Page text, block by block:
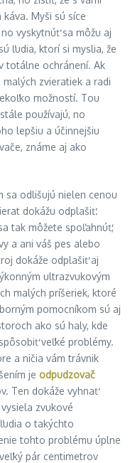
Myši sú síce
vyskytnúť sa môžu aj
ľudia, ktorí si myslia, že
totálne ochránení. Ak
zvieratiek a radi
možností. Tou
používajú, no
lepšiu a účinnejšiu
známe aj ako
sa odlišujú nielen cenou
dokážu odplašiť.
tak môžete spoľahnúť,
a ani váš pes alebo
dokáže odplašiť aj
ultrazvukovým
malých príšeriek, ktoré
pomocníkom sú aj
ako sú haly, kde
veľké problémy.
a ničia vám trávnik
je odpudzovač
Ten dokáže vyhnať
zvukové
o takýchto
tohto problému úplne
pár centimetrov